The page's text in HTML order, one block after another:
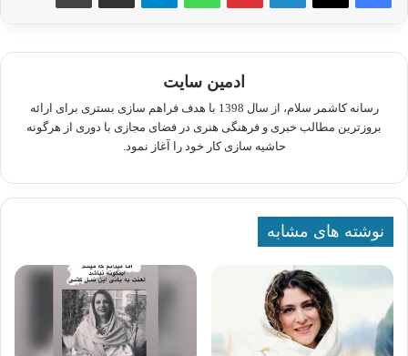
ادمین سایت
رسانه کاشمر سلام، از سال 1398 با هدف فراهم سازی بستری برای ارائه
بروزترین مطالب خبری و فرهنگی هنری در فضای مجازی با دوری از هرگونه
حاشیه سازی کار خود را آغاز نمود.
نوشته های مشابه